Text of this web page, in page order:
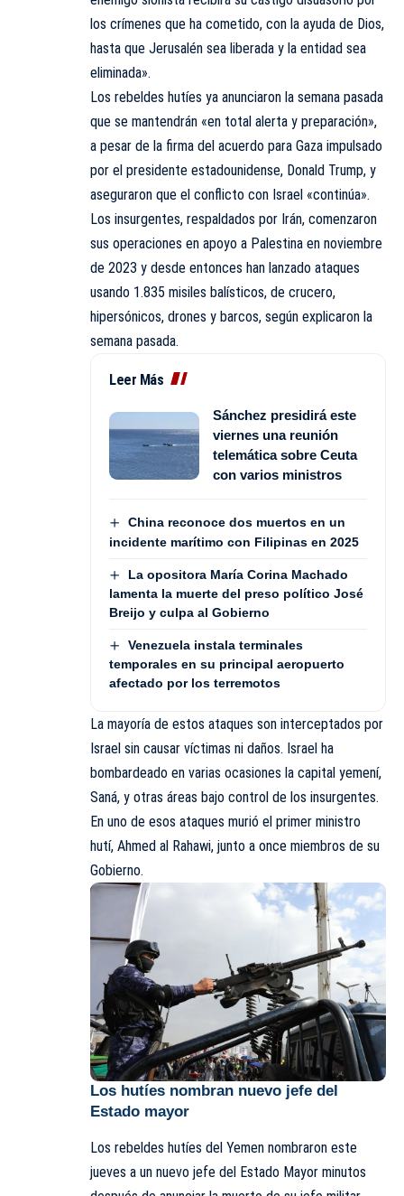
los crímenes que ha cometido, con la ayuda de Dios,
hasta que Jerusalén sea liberada y la entidad sea
eliminada».
Los rebeldes hutíes ya anunciaron la semana pasada
que se mantendrán «en total alerta y preparación»,
a pesar de la firma del acuerdo para Gaza impulsado
por el presidente estadounidense, Donald Trump, y
aseguraron que el conflicto con Israel «continúa».
Los insurgentes, respaldados por Irán, comenzaron
sus operaciones en apoyo a Palestina en noviembre
de 2023 y desde entonces han lanzado ataques
usando 1.835 misiles balísticos, de crucero,
hipersónicos, drones y barcos, según explicaron la
semana pasada.
Leer Más
Sánchez presidirá este
viernes una reunión
telemática sobre Ceuta
con varios ministros
China reconoce dos muertos en un
incidente marítimo con Filipinas en 2025
La opositora María Corina Machado
lamenta la muerte del preso político José
Breijo y culpa al Gobierno
Venezuela instala terminales
temporales en su principal aeropuerto
afectado por los terremotos
La mayoría de estos ataques son interceptados por
Israel sin causar víctimas ni daños. Israel ha
bombardeado en varias ocasiones la capital yemení,
Saná, y otras áreas bajo control de los insurgentes.
En uno de esos ataques murió el primer ministro
hutí, Ahmed al Rahawi, junto a once miembros de su
Gobierno.
Los hutíes nombran nuevo jefe del
Estado mayor
Los rebeldes hutíes del Yemen nombraron este
jueves a un nuevo jefe del Estado Mayor minutos